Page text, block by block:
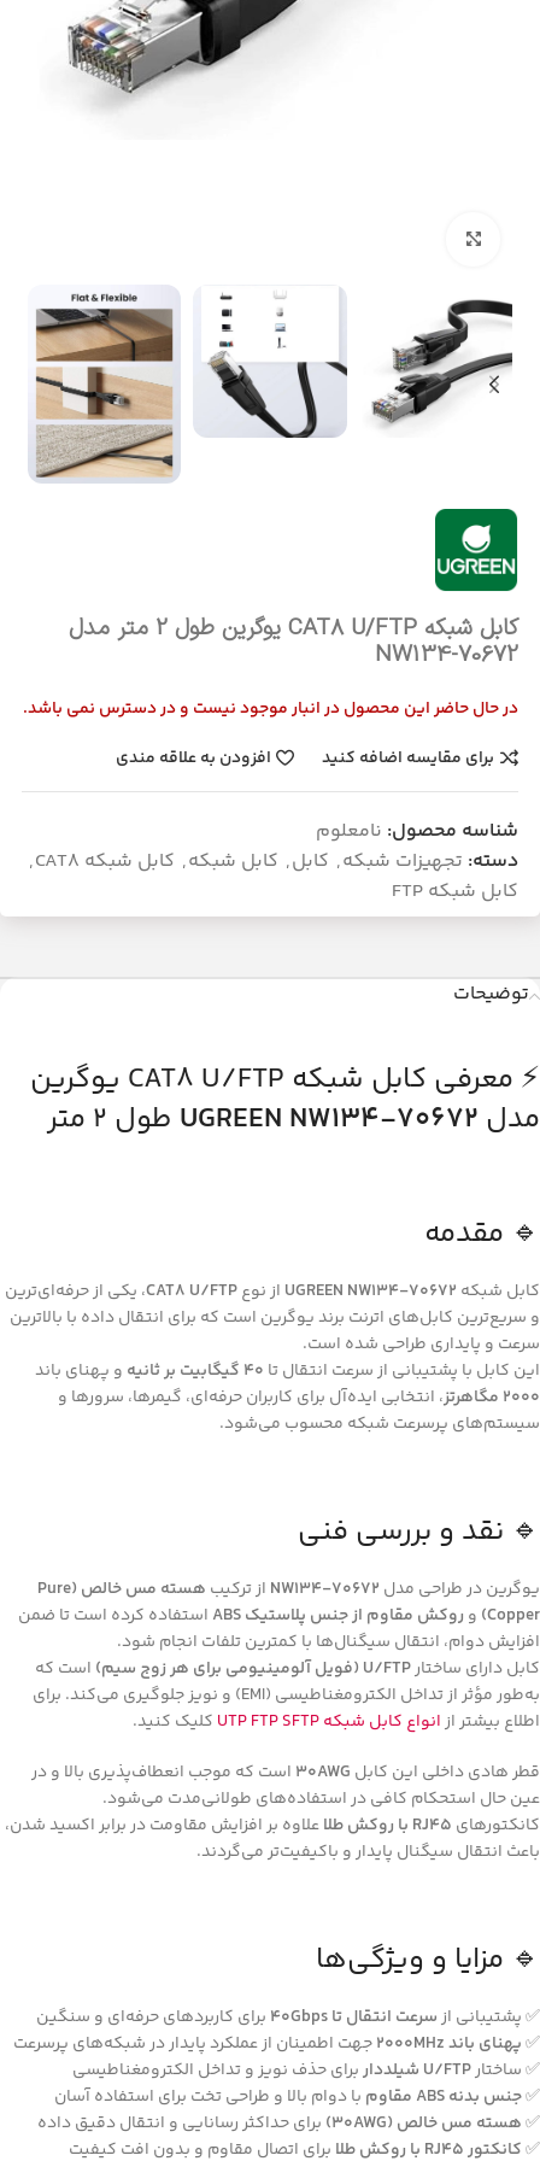
کابل شبکه CAT8 U/FTP یوگرین طول 2 متر مدل
NW134-70672
در حال حاضر این محصول در انبار موجود نیست و در دسترس نمی باشد.
برای مقایسه اضافه کنید
افزودن به علاقه مندی
شناسه محصول: نامعلوم
دسته: تجهیزات شبکه, کابل, کابل شبکه, کابل شبکه CAT8
,
کابل شبکه FTP
توضیحات
⚡ معرفی کابل شبکه CAT8 U/FTP یوگرین
مدل UGREEN NW134-70672 طول ۲ متر
🔹 مقدمه
کابل شبکه UGREEN NW134-70672 از نوعCAT8 U/FTP، یکی از حرفه‌ای‌ترین
و سریع‌ترین کابل‌های اترنت برند یوگرین است که برای انتقال داده با بالاترین
سرعت و پایداری طراحی شده است.
این کابل با پشتیبانی از سرعت انتقال تا ۴۰ گیگابیت بر ثانیه
و پهنای باند
۲۰۰۰ مگاهرتز
، انتخابی ایده‌آل برای کاربران حرفه‌ای، گیمرها، سرورها و
سیستم‌های پرسرعت شبکه محسوب می‌شود.
🔹 نقد و بررسی فنی
یوگرین در طراحی مدل NW134-70672 از ترکیب
هسته مس خالص (Pure
Copper) و روکش مقاوم از جنس پلاستیک ABS
استفاده کرده است تا ضمن
افزایش دوام، انتقال سیگنال‌ها با کمترین تلفات انجام شود.
کابل دارای ساختارU/FTP (فویل آلومینیومی برای هر زوج سیم)
است که
به‌طور مؤثر از تداخل الکترومغناطیسی (EMI) و نویز جلوگیری می‌کند. برای
اطلاع بیشتر ازانواع کابل شبکه UTP FTP SFTP
کلیک کنید.
قطر هادی داخلی این کابل ۳۰AWG است که موجب انعطاف‌پذیری بالا و در
عین حال استحکام کافی در استفاده‌های طولانی‌مدت می‌شود.
کانکتورهای RJ45 با روکش طلا
علاوه بر افزایش مقاومت در برابر اکسید شدن،
باعث انتقال سیگنال پایدار و باکیفیت‌تر می‌گردند.
🔹 مزایا و ویژگی‌ها
✅ پشتیبانی ازسرعت انتقال تا 40Gbps
برای کاربردهای حرفه‌ای و سنگین
✅پهنای باند 2000MHz
جهت اطمینان از عملکرد پایدار در شبکه‌های پرسرعت
✅ ساختارU/FTP شیلددار
برای حذف نویز و تداخل الکترومغناطیسی
✅جنس بدنه ABS مقاوم
با دوام بالا و طراحی تخت برای استفاده آسان
✅هسته مس خالص (30AWG)
برای حداکثر رسانایی و انتقال دقیق داده
✅کانکتور RJ45 با روکش طلا برای اتصال مقاوم و بدون افت کیفیت